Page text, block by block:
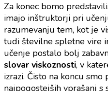
Za konec bomo
imajo inštruktorji pri
razumevanju tem, kot je
tudi številne spletne vire
učenje postalo bolj
slovar viskoznosti, v
izrazi. Čisto na koncu
najpogostejših vprašanj